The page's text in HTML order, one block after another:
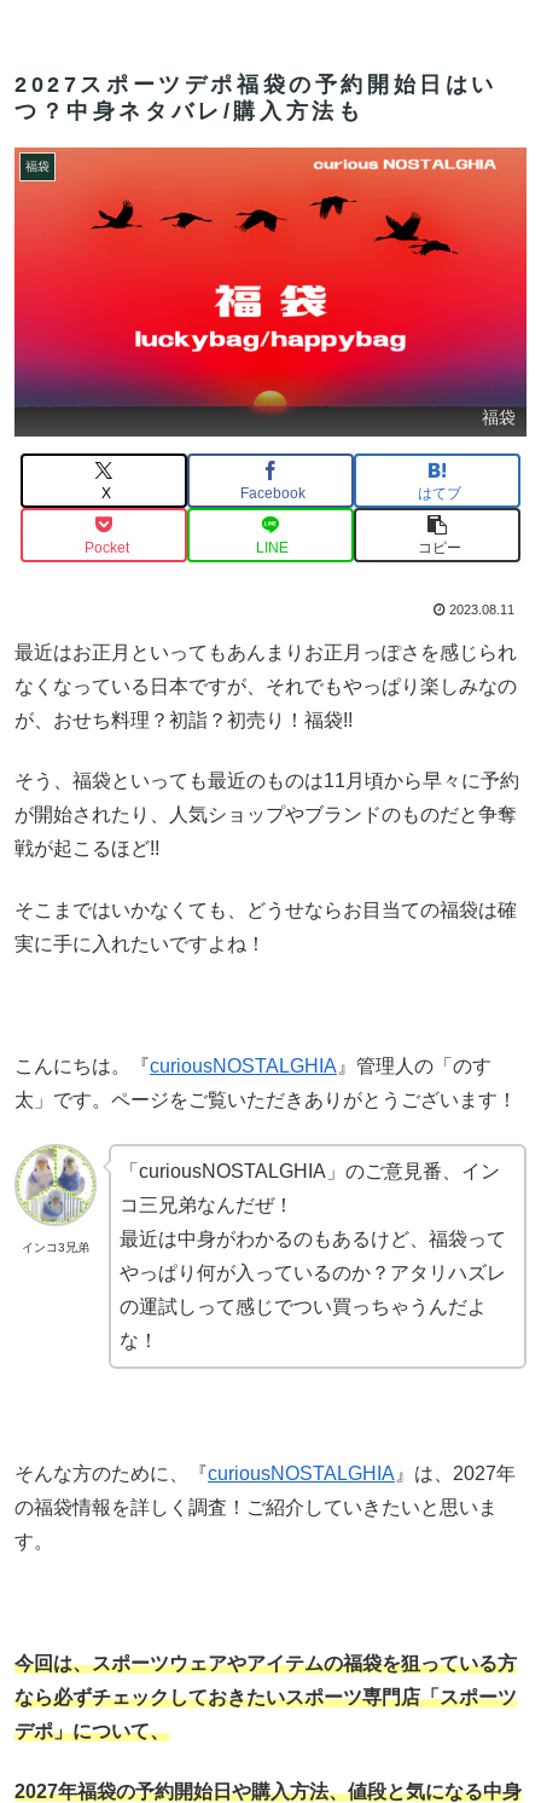
2027スポーツデポ福袋の予約開始日はい
つ？中身ネタバレ/購入方法も
福袋
福袋
X Facebook はてブ
Pocket LINE コピー
2023.08.11
最近はお正月といってもあんまりお正月っぽさを感じられ
なくなっている日本ですが、それでもやっぱり楽しみなの
が、おせち料理？初詣？初売り！福袋!!
そう、福袋といっても最近のものは11月頃から早々に予約
が開始されたり、人気ショップやブランドのものだと争奪
戦が起こるほど!!
そこまではいかなくても、どうせならお目当ての福袋は確
実に手に入れたいですよね！
こんにちは。『curiousNOSTALGHIA 』管理人の「のす
太」です。ページをご覧いただきありがとうございます！
インコ3兄弟
「curiousNOSTALGHIA」のご意見番、イン
コ三兄弟なんだぜ！
最近は中身がわかるのもあるけど、福袋って
やっぱり何が入っているのか？アタリハズレ
の運試しって感じでつい買っちゃうんだよ
な！
そんな方のために、『curiousNOSTALGHIA 』は、2027年
の福袋情報を詳しく調査！ご紹介していきたいと思いま
す。
今回は、スポーツウェアやアイテムの福袋を狙っている方
なら必ずチェックしておきたいスポーツ専門店「スポーツ
デポ」について、
2027年福袋の予約開始日や購入方法、値段と気になる中身